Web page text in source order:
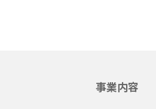
事業内容